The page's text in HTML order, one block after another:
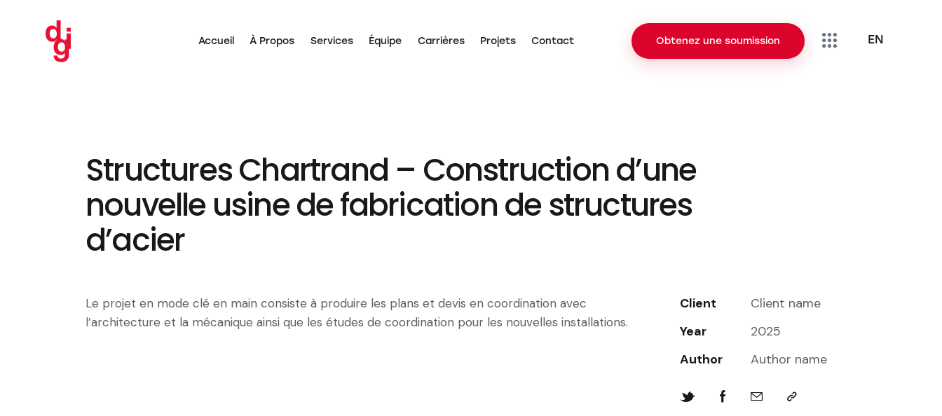
Accueil À Propos Services Équipe Carrières Projets Contact Obtenez une soumission EN
Structures Chartrand – Construction d’une
nouvelle usine de fabrication de structures
d’acier
Le projet en mode clé en main consiste à produire les plans et devis en coordination avec
l’architecture et la mécanique ainsi que les études de coordination pour les nouvelles installations.
Client
Client name
Year
2025
Author
Author name